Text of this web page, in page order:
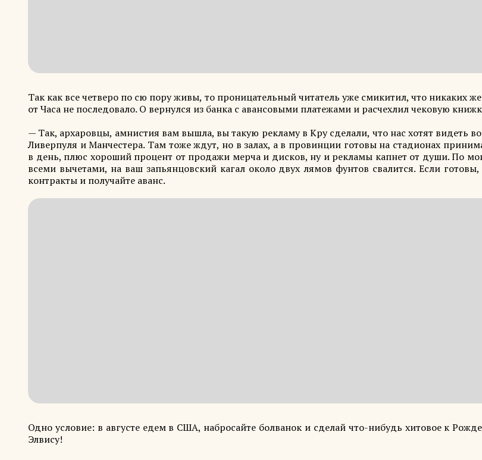
Так как все четверо по сю пору живы, то проницательный читатель уже смикитил, что никаких
от Часа не последовало. О вернулся из банка с авансовыми платежами и расчехлил чековую
— Так, архаровцы, амнистия вам вышла, вы такую рекламу в Кру сделали, что нас хотят видеть
Ливерпуля и Манчестера. Там тоже ждут, но в залах, а в провинции готовы на стадионах
в день, плюс хороший процент от продажи мерча и дисков, ну и рекламы капнет от души. По
всеми вычетами, на ваш запьянцовский кагал около двух лямов фунтов свалится. Если
контракты и получайте аванс.
Одно условие: в августе едем в США, набросайте болванок и сделай что-нибудь хитовое к
Элвису!